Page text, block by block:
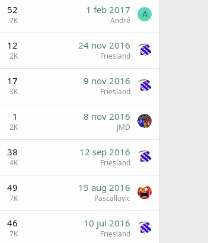
52
7K
1 feb 2017
André
A
12
2K
24 nov 2016
Friesland
17
3K
9 nov 2016
Friesland
1
2K
8 nov 2016
JMD
38
4K
12 sep 2016
Friesland
49
7K
15 aug 2016
Pascallovic
46
7K
10 jul 2016
Friesland